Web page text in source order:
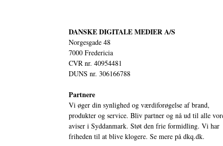
DANSKE DIGITALE MEDIER A/S
Norgesgade 48
7000 Fredericia
CVR nr. 40954481
DUNS nr. 306166788
Partnere
Vi øger din synlighed og værdiforøgelse af brand,
produkter og service. Bliv partner og nå ud til alle
aviser i Syddanmark. Støt den frie formidling. Vi har
friheden til at blive klogere. Se mere på dkq.dk.